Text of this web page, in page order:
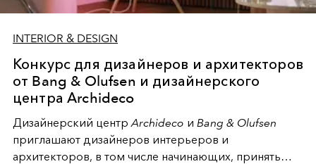
INTERIOR & DESIGN
Конкурс для дизайнеров и архитекторов
от Bang & Olufsen и дизайнерского
центра Аrchideco
Дизайнерский центрArchideco и Bang & Olufsen
приглашают дизайнеров интерьеров и
архитекторов, в том числе начинающих, принять